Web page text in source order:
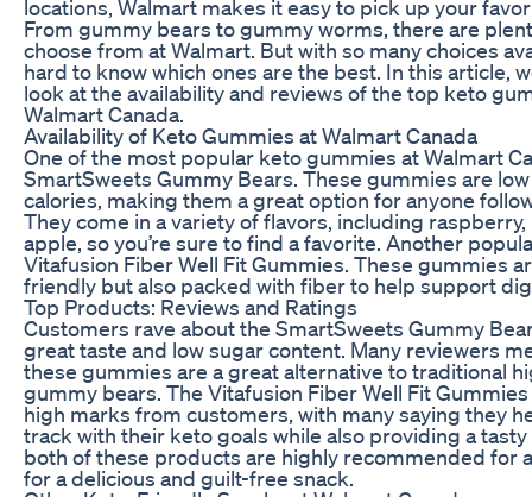
locations, Walmart makes it easy to pick up your
From gummy bears to gummy worms, there are
choose from at Walmart. But with so many choices
hard to know which ones are the best. In this article,
look at the availability and reviews of the top keto
Walmart Canada.
Availability of Keto Gummies at Walmart Canada
One of the most popular keto gummies at Walmart
SmartSweets Gummy Bears. These gummies are
calories, making them a great option for anyone
They come in a variety of flavors, including raspberry,
apple, so you’re sure to find a favorite. Another
Vitafusion Fiber Well Fit Gummies. These gummies
friendly but also packed with fiber to help support
Top Products: Reviews and Ratings
Customers rave about the SmartSweets Gummy
great taste and low sugar content. Many reviewers
these gummies are a great alternative to traditional
gummy bears. The Vitafusion Fiber Well Fit
high marks from customers, with many saying they
track with their keto goals while also providing a tasty
both of these products are highly recommended for
for a delicious and guilt-free snack.